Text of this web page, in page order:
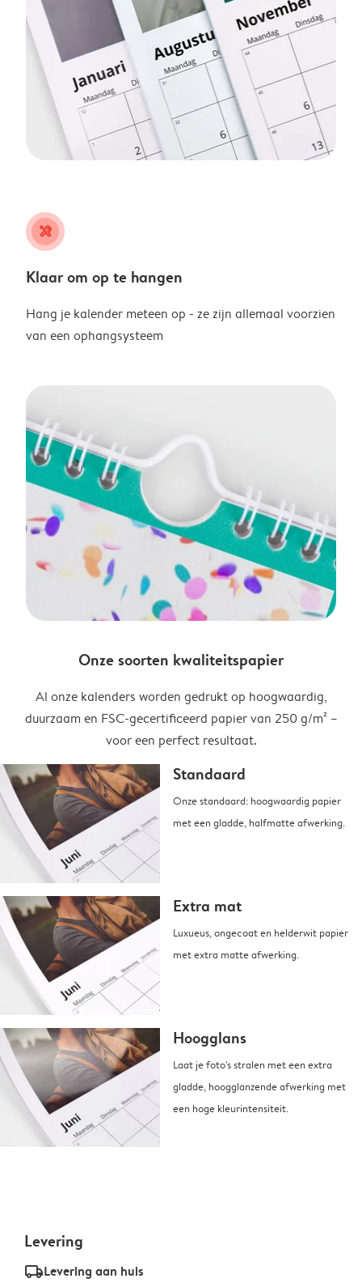
tools
Klaar om op te hangen
Hang je kalender meteen op - ze zijn allemaal voorzien
van een ophangsysteem
Onze soorten kwaliteitspapier
Al onze kalenders worden gedrukt op hoogwaardig,
duurzaam en FSC-gecertificeerd papier van 250 g/m² –
voor een perfect resultaat.
Standaard
Onze standaard: hoogwaardig papier
met een gladde, halfmatte afwerking.
Extra mat
Luxueus, ongecoat en helderwit papier
met extra matte afwerking.
Hoogglans
Laat je foto's stralen met een extra
gladde, hoogglanzende afwerking met
een hoge kleurintensiteit.
Levering
delivery_standard_v2Levering aan huis